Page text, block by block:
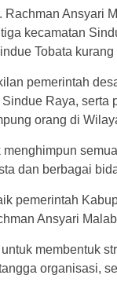
Rachman Ansyari
kecamatan
Tobata
pemerintah
Raya, serta
orang di
dan berbagai
pemerintah
Ansyari
membentuk
organisasi,